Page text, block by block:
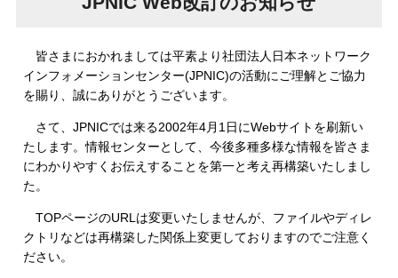
皆さまにおかれましては平素より社団法人日本ネットワーク
インフォメーションセンター(JPNIC)の活動にご理解とご協力
を賜り、誠にありがとうございます。
さて、JPNICでは来る2002年4月1日にWebサイトを刷新い
たします。情報センターとして、今後多種多様な情報を皆さま
にわかりやすくお伝えすることを第一と考え再構築いたしまし
た。
TOPページのURLは変更いたしませんが、ファイルやディレ
クトリなどは再構築した関係上変更しておりますのでご注意く
ださい。